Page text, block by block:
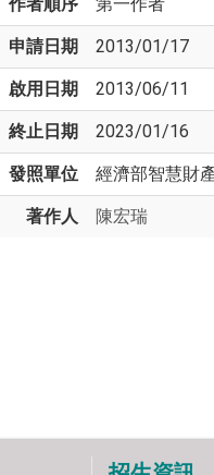
申請日期 2013/01/17
啟用日期 2013/06/11
終止日期 2023/01/16
發照單位 經濟部智慧財
著作人 陳宏瑞